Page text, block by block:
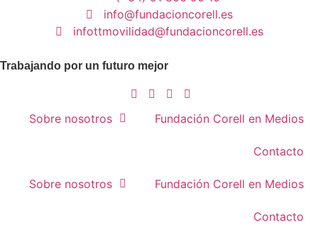
info@fundacioncorell.es
infottmovilidad@fundacioncorell.es
Trabajando por un futuro mejor
Sobre nosotros Fundación Corell en Medios
Contacto
Sobre nosotros Fundación Corell en Medios
Contacto